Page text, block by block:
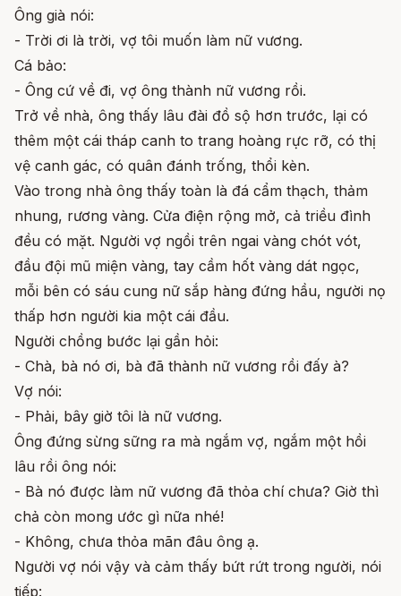
Ông già nói:
- Trời ơi là trời, vợ tôi muốn làm nữ vương.
Cá bảo:
- Ông cứ về đi, vợ ông thành nữ vương rồi.
Trở về nhà, ông thấy lâu đài đồ sộ hơn trước, lại có
thêm một cái tháp canh to trang hoàng rực rỡ, có thị
vệ canh gác, có quân đánh trống, thổi kèn.
Vào trong nhà ông thấy toàn là đá cẩm thạch, thảm
nhung, rương vàng. Cửa điện rộng mở, cả triều đình
đều có mặt. Người vợ ngồi trên ngai vàng chót vót,
đầu đội mũ miện vàng, tay cầm hốt vàng dát ngọc,
mỗi bên có sáu cung nữ sắp hàng đứng hầu, người nọ
thấp hơn người kia một cái đầu.
Người chồng bước lại gần hỏi:
- Chà, bà nó ơi, bà đã thành nữ vương rồi đấy à?
Vợ nói:
- Phải, bây giờ tôi là nữ vương.
Ông đứng sừng sững ra mà ngắm vợ, ngắm một hồi
lâu rồi ông nói:
- Bà nó được làm nữ vương đã thỏa chí chưa? Giờ thì
chả còn mong ước gì nữa nhé!
- Không, chưa thỏa mãn đâu ông ạ.
Người vợ nói vậy và cảm thấy bứt rứt trong người, nói
tiếp: